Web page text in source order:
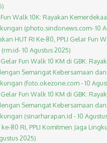
Fun Walk 10K: Rayakan
(photo.sindonews.com- 10
HUT RI Ke-80, PPLI Gelar Fun
(rm.id- 10 Agustus 2025)
Gelar Fun Walk 10 KM di GBK:
Semangat Kebersamaan
(foto.okezone.com - 10
Gelar Fun Walk 10 KM di GBK:
Semangat Kebersamaan
(sinarharapan.id - 10
ke-80 RI, PPLI Komitmen Jaga
2025)